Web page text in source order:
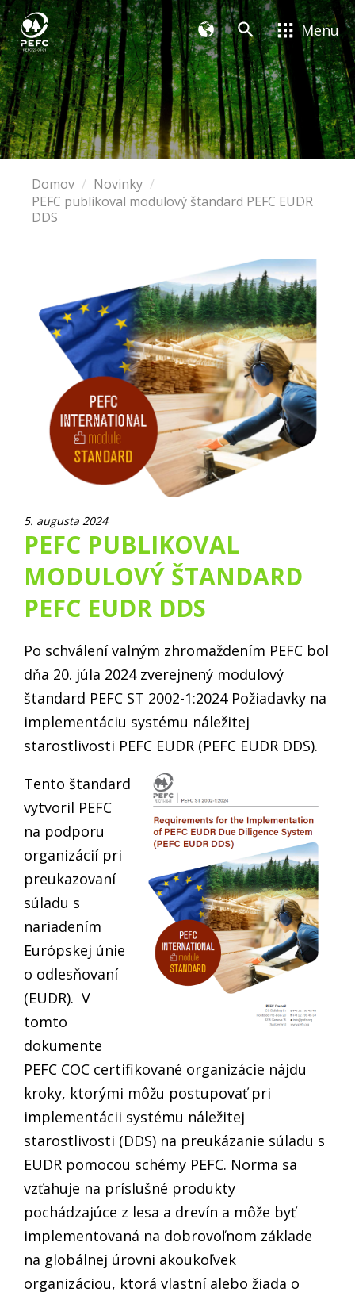
Menu
Domov
Novinky
PEFC publikoval modulový štandard PEFC EUDR
DDS
5. augusta 2024
PEFC PUBLIKOVAL
MODULOVÝ ŠTANDARD
PEFC EUDR DDS
Po schválení valným zhromaždením PEFC bol
dňa 20. júla 2024 zverejnený modulový
štandard PEFC ST 2002-1:2024 Požiadavky na
implementáciu systému náležitej
starostlivosti PEFC EUDR (PEFC EUDR DDS).
Tento štandard
vytvoril PEFC
na podporu
organizácií pri
preukazovaní
súladu s
nariadením
Európskej únie
o odlesňovaní
(EUDR). V
tomto
dokumente
PEFC COC certifikované organizácie nájdu
kroky, ktorými môžu postupovať pri
implementácii systému náležitej
starostlivosti (DDS) na preukázanie súladu s
EUDR pomocou schémy PEFC. Norma sa
vzťahuje na príslušné produkty
pochádzajúce z lesa a drevín a môže byť
implementovaná na dobrovoľnom základe
na globálnej úrovni akoukoľvek
organizáciou, ktorá vlastní alebo žiada o